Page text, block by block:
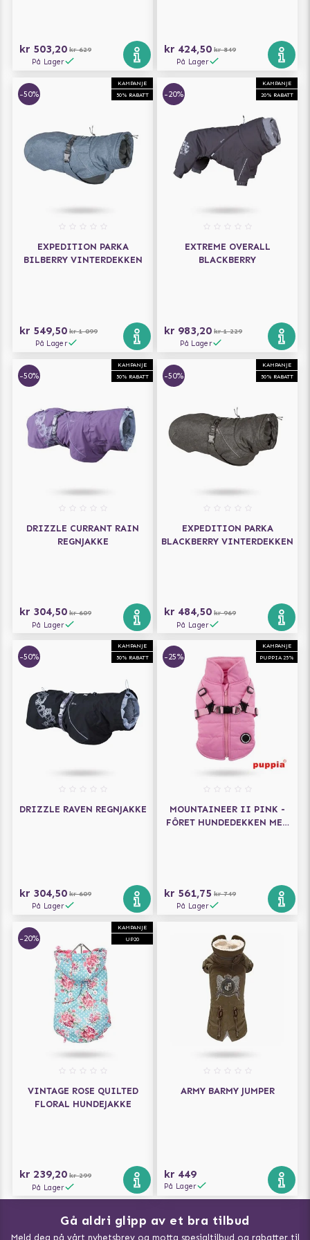
kr 503,20 kr 629
På Lager
kr 424,50 kr 849
På Lager
KAMPANJE
50% RABATT
-50%
EXPEDITION PARKA
BILBERRY VINTERDEKKEN
kr 549,50 kr 1 099
På Lager
KAMPANJE
20% RABATT
-20%
EXTREME OVERALL
BLACKBERRY
kr 983,20 kr 1 229
På Lager
KAMPANJE
50% RABATT
-50%
DRIZZLE CURRANT RAIN
REGNJAKKE
kr 304,50 kr 609
På Lager
KAMPANJE
50% RABATT
-50%
EXPEDITION PARKA
BLACKBERRY VINTERDEKKEN
kr 484,50 kr 969
På Lager
KAMPANJE
50% RABATT
-50%
DRIZZLE RAVEN REGNJAKKE
kr 304,50 kr 609
På Lager
KAMPANJE
PUPPIA 25%
-25%
MOUNTAINEER II PINK -
FÔRET HUNDEDEKKEN MED
kr 561,75 kr 749
På Lager
KAMPANJE
UP20
-20%
VINTAGE ROSE QUILTED
FLORAL HUNDEJAKKE
kr 239,20 kr 299
På Lager
ARMY BARMY JUMPER
kr 449
På Lager
Gå aldri glipp av et bra tilbud
Meld deg på vårt nyhetsbrev og motta spesialtilbud og rabatter til